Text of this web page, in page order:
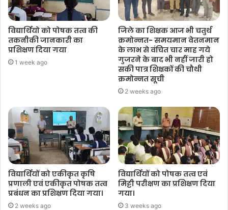
विद्यार्थियो को पोषक तत्व की
तकनीकी जानकारी का
प्रशिक्षण दिया गया
1 week ago
जिले का शिक्षक आज भी चतुर्थ
क्रमोन्नत- समयमान वेतनमान
के लाभ से वंचित चार माह गये
गुजरने के बाद भी नहीं जारी हो
सकी पात्र शिक्षकों की चौथी
क्रमोन्नत सूची
2 weeks ago
विद्यार्थियों को एकीकृत कृषि
प्रणाली एवं एकीकृत पोषक तत्व
प्रबंधन का प्रशिक्षण दिया गया।
2 weeks ago
विद्यार्थियों को पोषक तत्व एवं
मिट्टी परीक्षण का प्रशिक्षण दिया
गया।
3 weeks ago